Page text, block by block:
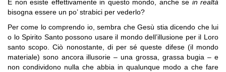
E non esiste effettivamente in questo mondo, anche se in realtà
bisogna essere un po’ strabici per vederlo?
Per come lo comprendo io, sembra che Gesù stia dicendo che lui
o lo Spirito Santo possono usare il mondo dell’illusione per il Loro
santo scopo. Ciò nonostante, di per sé queste difese (il mondo
materiale) sono ancora illusorie – una grossa, grassa bugia – e
non condividono nulla che abbia in qualunque modo a che fare